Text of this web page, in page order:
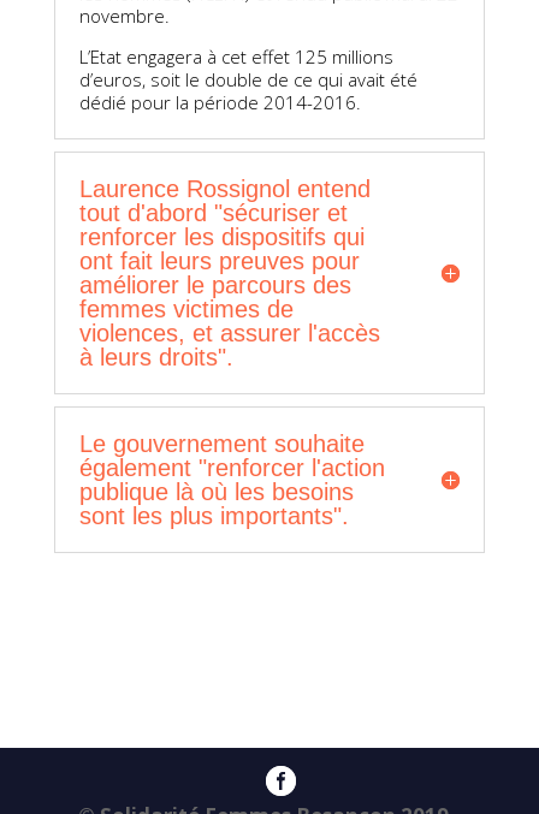
novembre.
L’Etat engagera à cet effet 125 millions
d’euros, soit le double de ce qui avait été
dédié pour la période 2014-2016.
Laurence Rossignol entend
tout d'abord "sécuriser et
renforcer les dispositifs qui
ont fait leurs preuves pour
améliorer le parcours des
femmes victimes de
violences, et assurer l'accès
à leurs droits".
Le gouvernement souhaite
également "renforcer l'action
publique là où les besoins
sont les plus importants".